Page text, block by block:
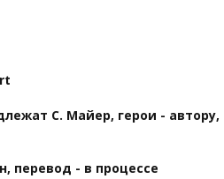
С. Майер, герои -
перевод - в процессе